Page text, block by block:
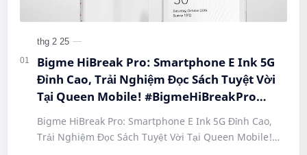
Bigme HiBreak Pro: Smartphone E Ink 5G
Đỉnh Cao, Trải Nghiệm Đọc Sách Tuyệt Vời
Tại Queen Mobile! #BigmeHiBreakPro
#SmartphoneEInk #QueenMobile
#HiBreakPro5G #DienThoaiDocSach
#CongNgheMoi #MuaSamThongMinh
Bigme HiBreak Pro: Smartphone E Ink 5G Đỉnh Cao,
Trải Nghiệm Đọc Sách Tuyệt Vời Tại Queen Mobile!